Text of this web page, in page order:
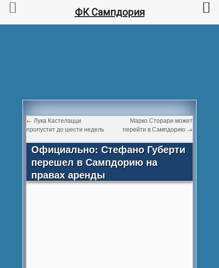
← Лука Кастелацци
пропустит до шести недель
Марко Сторари может
перейти в Сампдорию →
Официально: Стефано Губерти
перешел в Сампдорию на
правах аренды
ФК Сампдория